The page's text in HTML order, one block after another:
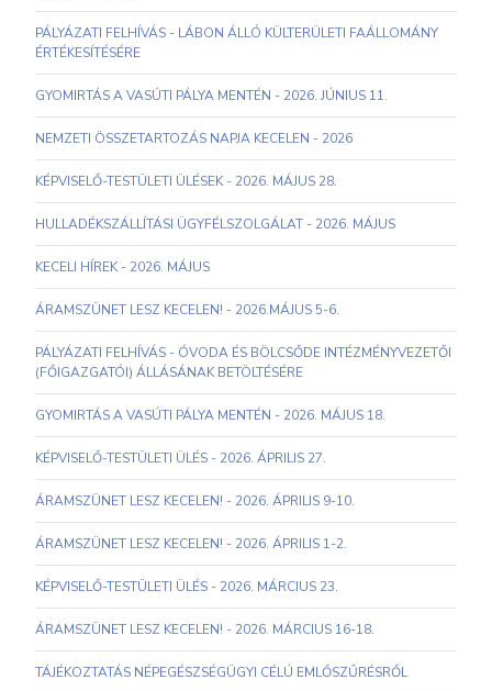
PÁLYÁZATI FELHÍVÁS - LÁBON ÁLLÓ KÜLTERÜLETI FAÁLLOMÁNY
ÉRTÉKESÍTÉSÉRE
GYOMIRTÁS A VASÚTI PÁLYA MENTÉN - 2026. JÚNIUS 11.
NEMZETI ÖSSZETARTOZÁS NAPJA KECELEN - 2026
KÉPVISELŐ-TESTÜLETI ÜLÉSEK - 2026. MÁJUS 28.
HULLADÉKSZÁLLÍTÁSI ÜGYFÉLSZOLGÁLAT - 2026. MÁJUS
KECELI HÍREK - 2026. MÁJUS
ÁRAMSZÜNET LESZ KECELEN! - 2026.MÁJUS 5-6.
PÁLYÁZATI FELHÍVÁS - ÓVODA ÉS BÖLCSŐDE INTÉZMÉNYVEZETŐI
(FŐIGAZGATÓI) ÁLLÁSÁNAK BETÖLTÉSÉRE
GYOMIRTÁS A VASÚTI PÁLYA MENTÉN - 2026. MÁJUS 18.
KÉPVISELŐ-TESTÜLETI ÜLÉS - 2026. ÁPRILIS 27.
ÁRAMSZÜNET LESZ KECELEN! - 2026. ÁPRILIS 9-10.
ÁRAMSZÜNET LESZ KECELEN! - 2026. ÁPRILIS 1-2.
KÉPVISELŐ-TESTÜLETI ÜLÉS - 2026. MÁRCIUS 23.
ÁRAMSZÜNET LESZ KECELEN! - 2026. MÁRCIUS 16-18.
TÁJÉKOZTATÁS NÉPEGÉSZSÉGÜGYI CÉLÚ EMLŐSZŰRÉSRŐL